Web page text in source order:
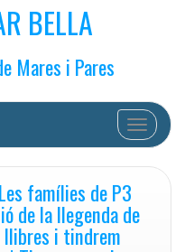
BELLA
Mares i Pares
Cambiar
famílies de P3
de la llegenda de
llibres i tindrem